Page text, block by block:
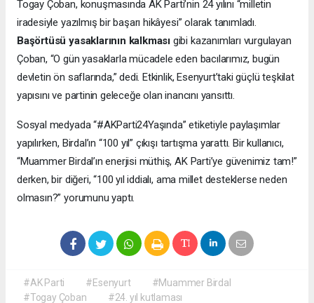
Togay Çoban, konuşmasında AK Parti’nin 24 yılını “milletin
iradesiyle yazılmış bir başarı hikâyesi” olarak tanımladı.
Başörtüsü yasaklarının kalkması gibi kazanımları vurgulayan
Çoban, “O gün yasaklarla mücadele eden bacılarımız, bugün
devletin ön saflarında,” dedi. Etkinlik, Esenyurt’taki güçlü teşkilat
yapısını ve partinin geleceğe olan inancını yansıttı.
Sosyal medyada “#AKParti24Yaşında” etiketiyle paylaşımlar
yapılırken, Birdal’ın “100 yıl” çıkışı tartışma yarattı. Bir kullanıcı,
“Muammer Birdal’ın enerjisi müthiş, AK Parti’ye güvenimiz tam!”
derken, bir diğeri, “100 yıl iddialı, ama millet desteklerse neden
olmasın?” yorumunu yaptı.
#AK Parti #Esenyurt
#Muammer Birdal
#Togay Çoban
#24. yıl kutlaması